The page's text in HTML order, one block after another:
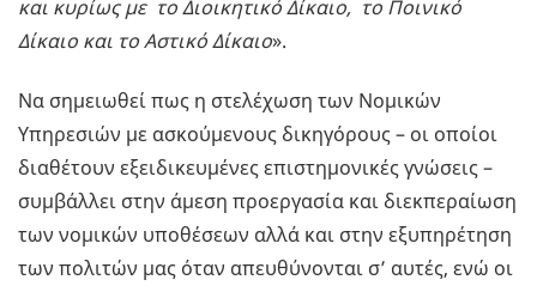
και κυρίως με το Διοικητικό Δίκαιο, το Ποινικό
Δίκαιο και το Αστικό Δίκαιο».
Να σημειωθεί πως η στελέχωση των Νομικών
Υπηρεσιών με ασκούμενους δικηγόρους – οι οποίοι
διαθέτουν εξειδικευμένες επιστημονικές γνώσεις –
συμβάλλει στην άμεση προεργασία και διεκπεραίωση
των νομικών υποθέσεων αλλά και στην εξυπηρέτηση
των πολιτών μας όταν απευθύνονται σ’ αυτές, ενώ οι